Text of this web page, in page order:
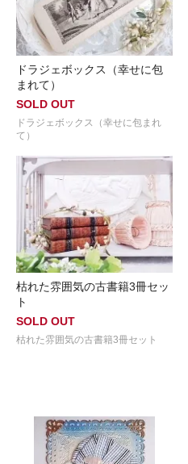
ドラジェボックス（幸せに包
まれて）
SOLD OUT
ドラジェボックス（幸せに包まれ
て）
枯れた雰囲気の古書籍3冊セッ
ト
SOLD OUT
枯れた雰囲気の古書籍3冊セット